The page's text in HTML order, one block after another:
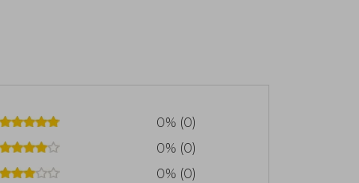
0% (0)
0% (0)
0% (0)